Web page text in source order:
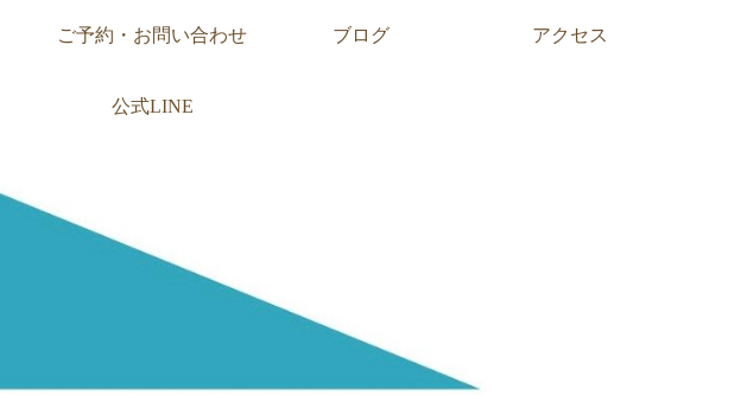
ご予約・お問い合わせ ブログ アクセス
公式LINE